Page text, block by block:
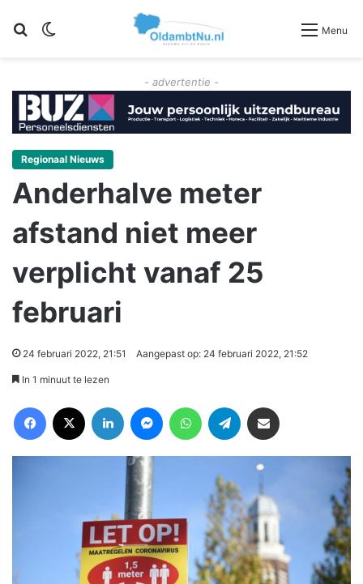
Zoeken Menu
- advertentie -
Regionaal Nieuws
Anderhalve meter
afstand niet meer
verplicht vanaf 25
februari
24 februari 2022, 21:51 Aangepast op: 24 februari 2022, 21:52
In 1 minuut te lezen